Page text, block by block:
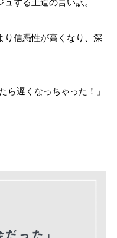
り信憑性が高くなり、深
ら遅くなっちゃった！」